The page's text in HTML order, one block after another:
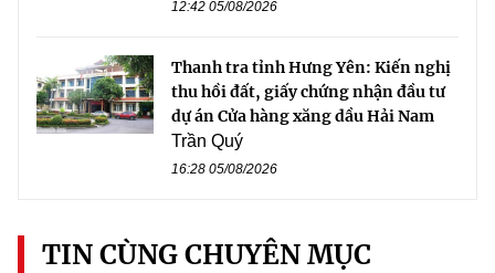
12:42 05/08/2026
Thanh tra tỉnh Hưng Yên: Kiến nghị
thu hồi đất, giấy chứng nhận đầu tư
dự án Cửa hàng xăng dầu Hải Nam
Trần Quý
16:28 05/08/2026
TIN CÙNG CHUYÊN MỤC